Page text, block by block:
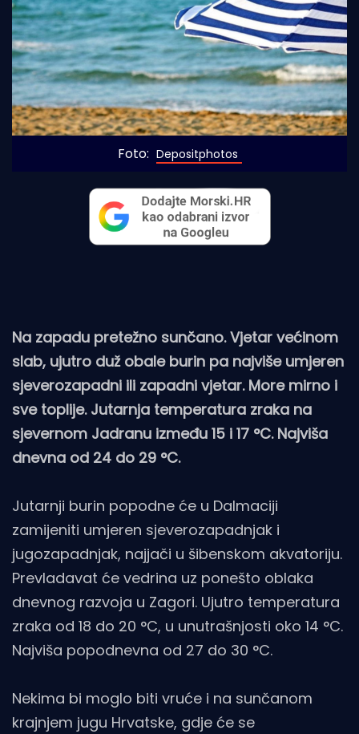
Foto: Depositphotos
Na zapadu pretežno sunčano. Vjetar većinom
slab, ujutro duž obale burin pa najviše umjeren
sjeverozapadni ili zapadni vjetar. More mirno i
sve toplije. Jutarnja temperatura zraka na
sjevernom Jadranu između 15 i 17 °C. Najviša
dnevna od 24 do 29 °C.
Jutarnji burin popodne će u Dalmaciji
zamijeniti umjeren sjeverozapadnjak i
jugozapadnjak, najjači u šibenskom akvatoriju.
Prevladavat će vedrina uz ponešto oblaka
dnevnog razvoja u Zagori. Ujutro temperatura
zraka od 18 do 20 °C, u unutrašnjosti oko 14 °C.
Najviša popodnevna od 27 do 30 °C.
Nekima bi moglo biti vruće i na sunčanom
krajnjem jugu Hrvatske, gdje će se